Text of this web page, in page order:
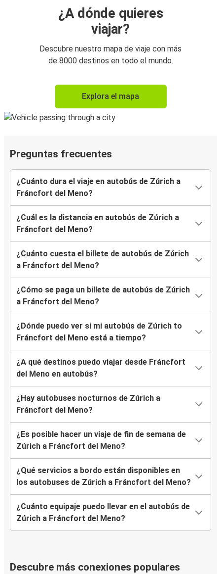
¿A dónde quieres
viajar?
Descubre nuestro mapa de viaje con más
de 8000 destinos en todo el mundo.
Explora el mapa
Preguntas frecuentes
¿Cuánto dura el viaje en autobús de Zúrich a
Fráncfort del Meno?
¿Cuál es la distancia en autobús de Zúrich a
Fráncfort del Meno?
¿Cuánto cuesta el billete de autobús de Zúrich
a Fráncfort del Meno?
¿Cómo se paga un billete de autobús de Zúrich
a Fráncfort del Meno?
¿Dónde puedo ver si mi autobús de Zúrich to
Fráncfort del Meno está a tiempo?
¿A qué destinos puedo viajar desde Fráncfort
del Meno en autobús?
¿Hay autobuses nocturnos de Zúrich a
Fráncfort del Meno?
¿Es posible hacer un viaje de fin de semana de
Zúrich a Fráncfort del Meno?
¿Qué servicios a bordo están disponibles en
los autobuses de Zúrich a Fráncfort del Meno?
¿Cuánto equipaje puedo llevar en el autobús de
Zúrich a Fráncfort del Meno?
Descubre más conexiones populares